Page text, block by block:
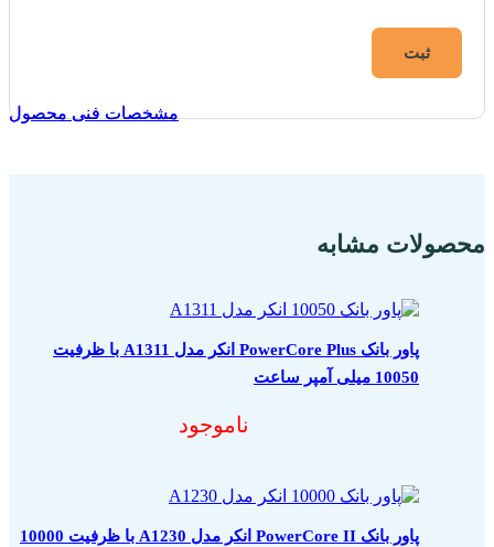
محصولات مشابه
مشخصات فنی محصول
پاور بانک PowerCore Plus انکر مدل A1311 با ظرفیت
10050 میلی آمپر ساعت
ناموجود
مشخصات فنی محصول
پاور بانک PowerCore II انکر مدل A1230 با ظرفیت 10000